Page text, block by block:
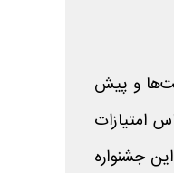
و پیش
و بر اساس امتیازات
جشنواره